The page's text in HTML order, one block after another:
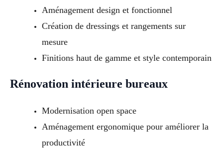
Aménagement design et fonctionnel
Création de dressings et rangements sur
mesure
Finitions haut de gamme et style contemporain
Rénovation intérieure bureaux
Modernisation open space
Aménagement ergonomique pour améliorer la
productivité